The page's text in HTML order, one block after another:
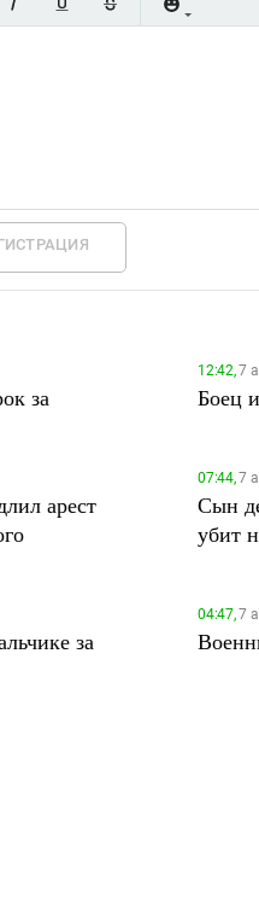
за
12:42,7
Боец
арест
07:44,7
Сын
убит
за
04:47,7